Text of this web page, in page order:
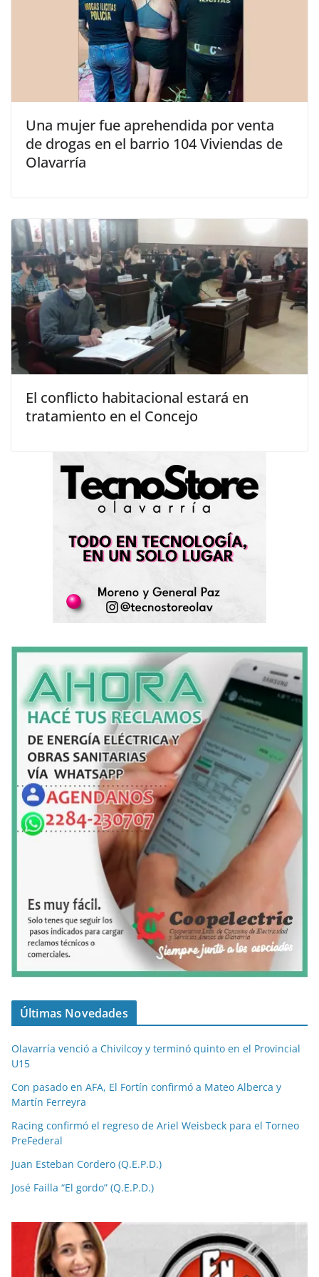
Una mujer fue aprehendida por venta
de drogas en el barrio 104 Viviendas de
Olavarría
El conflicto habitacional estará en
tratamiento en el Concejo
Últimas Novedades
Olavarría venció a Chivilcoy y terminó quinto en el Provincial
U15
Con pasado en AFA, El Fortín confirmó a Mateo Alberca y
Martín Ferreyra
Racing confirmó el regreso de Ariel Weisbeck para el Torneo
PreFederal
Juan Esteban Cordero (Q.E.P.D.)
José Failla “El gordo” (Q.E.P.D.)